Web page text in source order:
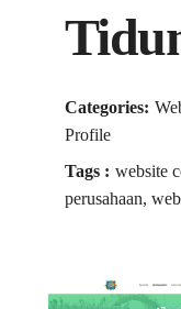
Categories:
Profile
Tags : website
perusahaan,